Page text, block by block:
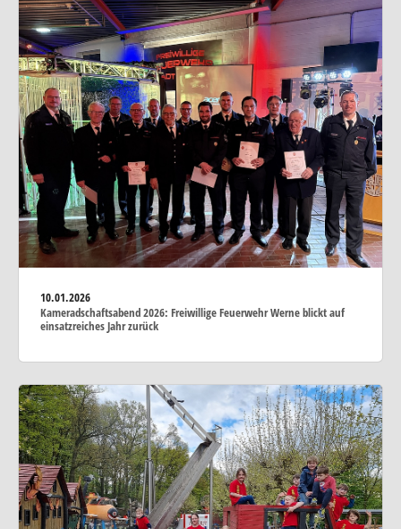
10.01.2026
Kameradschaftsabend 2026: Freiwillige Feuerwehr Werne blickt auf
einsatzreiches Jahr zurück